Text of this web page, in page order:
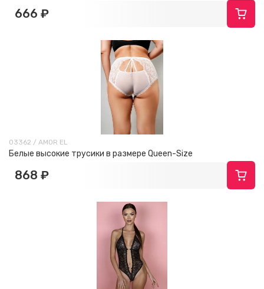
666 ₽
03362 / AMOR EL
Белые высокие трусики в размере Queen-Size
868 ₽